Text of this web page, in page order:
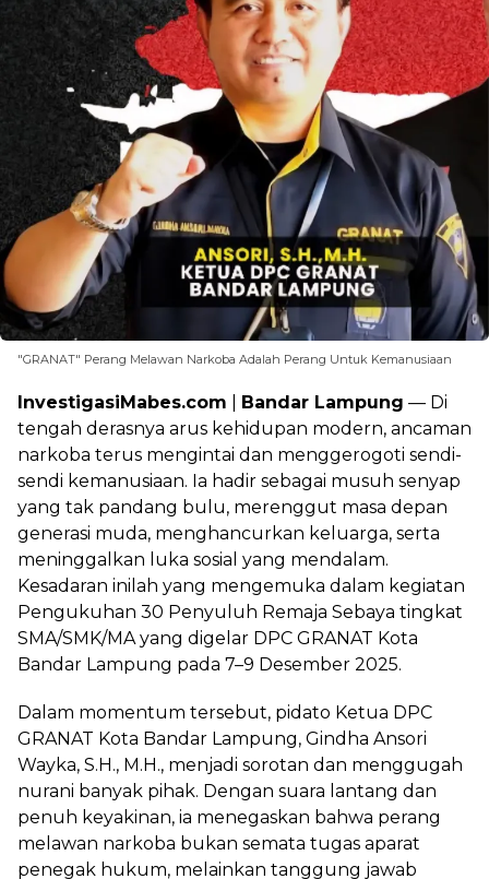
"GRANAT" Perang Melawan Narkoba Adalah Perang Untuk Kemanusiaan
InvestigasiMabes.com Bandar Lampung — Di
tengah derasnya arus kehidupan modern, ancaman
narkoba terus mengintai dan menggerogoti sendi-
sendi kemanusiaan. Ia hadir sebagai musuh senyap
yang tak pandang bulu, merenggut masa depan
generasi muda, menghancurkan keluarga, serta
meninggalkan luka sosial yang mendalam.
Kesadaran inilah yang mengemuka dalam kegiatan
Pengukuhan 30 Penyuluh Remaja Sebaya tingkat
SMA/SMK/MA yang digelar DPC GRANAT Kota
Bandar Lampung pada 7–9 Desember 2025.
Dalam momentum tersebut, pidato Ketua DPC
GRANAT Kota Bandar Lampung, Gindha Ansori
Wayka, S.H., M.H., menjadi sorotan dan menggugah
nurani banyak pihak. Dengan suara lantang dan
penuh keyakinan, ia menegaskan bahwa perang
melawan narkoba bukan semata tugas aparat
penegak hukum, melainkan tanggung jawab